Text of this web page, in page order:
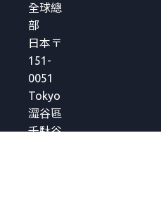
全球總
部
日本〒
151-
0051
Tokyo
澀谷區
千駄谷